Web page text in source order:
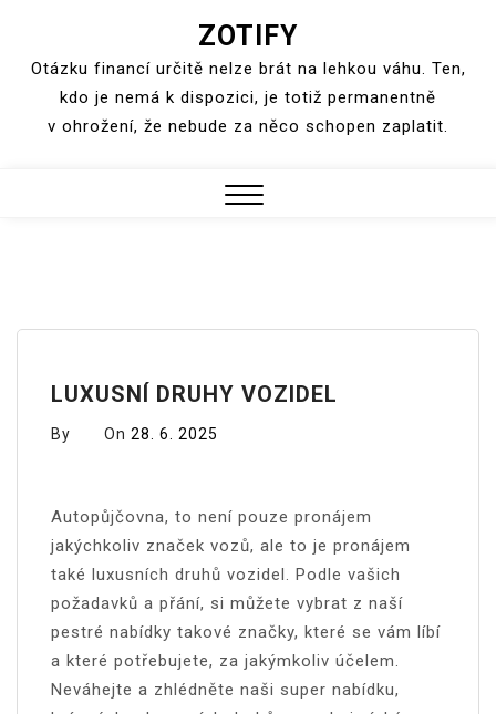
content
ZOTIFY
Otázku financí určitě nelze brát na lehkou váhu. Ten,
kdo je nemá k dispozici, je totiž permanentně
v ohrožení, že nebude za něco schopen zaplatit.
LUXUSNÍ DRUHY VOZIDEL
By On 28. 6. 2025
Autopůjčovna, to není pouze pronájem
jakýchkoliv značek vozů, ale to je pronájem
také luxusních druhů vozidel. Podle vašich
požadavků a přání, si můžete vybrat z naší
pestré nabídky takové značky, které se vám líbí
a které potřebujete, za jakýmkoliv účelem.
Neváhejte a zhlédněte naši super nabídku,